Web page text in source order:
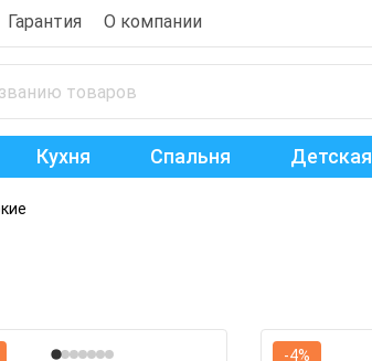
Гарантия О компании
Кухня Спальня Детская
-4%